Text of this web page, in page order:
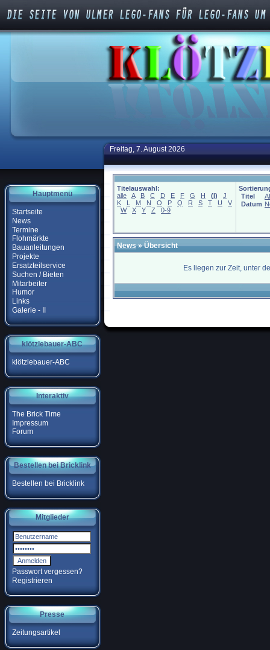
Hauptmenü
Startseite
News
Termine
Flohmärkte
Bauanleitungen
Projekte
Ersatzteilservice
Suchen / Bieten
Mitarbeiter
Humor
Links
Galerie - II
klötzlebauer-ABC
klötzlebauer-ABC
Interaktiv
The Brick Time
Impressum
Forum
Bestellen bei Bricklink
Bestellen bei Bricklink
Mitglieder
Passwort vergessen?
Registrieren
Presse
Zeitungsartikel
Freitag, 7. August 2026
Titelauswahl:
alle
A B C D E F G H (I)
J
K
L M N O P Q R S T U
V
W
X Y Z 0-9
Titel
Datum
News» Übersicht
Es liegen zur Zeit, unter